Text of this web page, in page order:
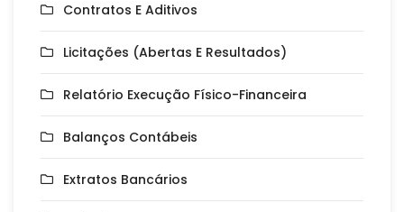
Contratos E Aditivos
Licitações (Abertas E Resultados)
Relatório Execução Físico-Financeira
Balanços Contábeis
Extratos Bancários